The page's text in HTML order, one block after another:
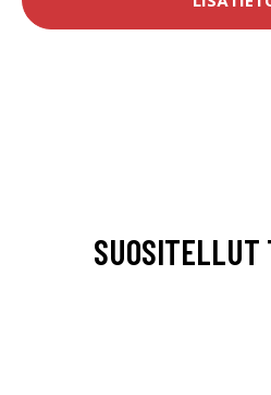
SUOSITELLUT